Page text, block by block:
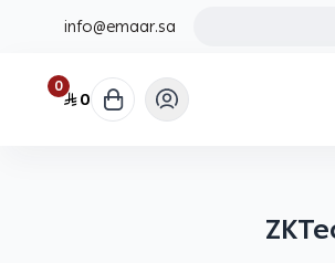
info@emaar.sa
0 0